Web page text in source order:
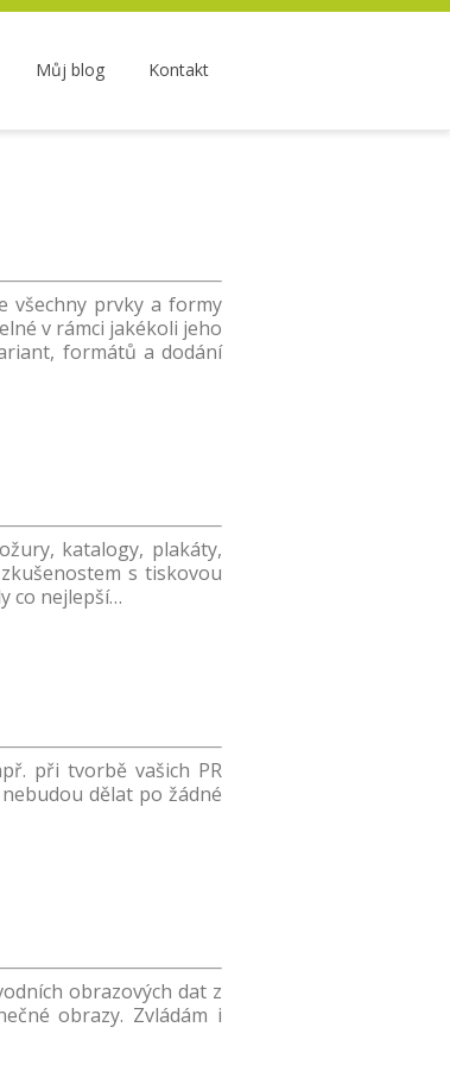
Můj blog Kontakt
všechny prvky a formy
v rámci jakékoli jeho
formátů a dodání
katalogy, plakáty,
s tiskovou
co nejlepší…
při tvorbě vašich PR
dělat po žádné
obrazových dat z
obrazy. Zvládám i